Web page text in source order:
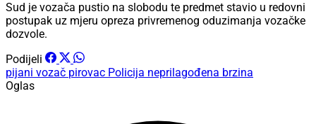
Sud je vozača pustio na slobodu te predmet stavio u redovni
postupak uz mjeru opreza privremenog oduzimanja vozačke
dozvole.
Podijeli
pijani vozač pirovac Policija neprilagođena brzina
Oglas